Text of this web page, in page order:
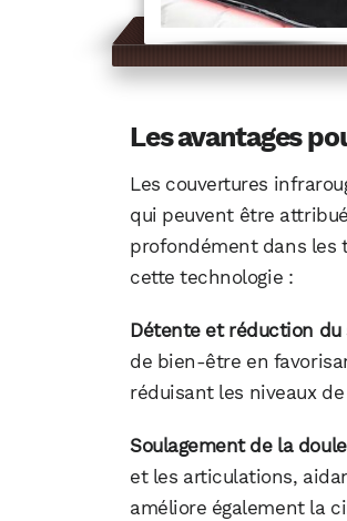
Les avantages
Les couvertures
qui peuvent être
profondément dans les
cette technologie :
Détente et réduction du
de bien-être en
réduisant les niveaux
Soulagement de la
et les articulations,
améliore également la